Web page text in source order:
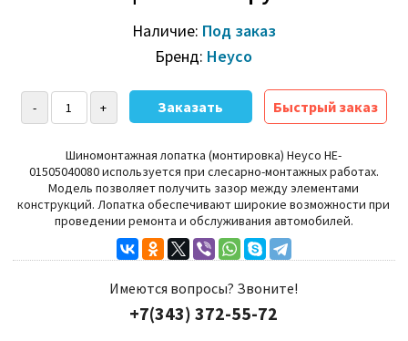
Наличие: Под заказ
Бренд: Heyco
Быстрый заказ
Шиномонтажная лопатка (монтировка) Heyco HE-
01505040080используется при слесарно-монтажных работах.
Модель позволяет получить зазор между элементами
конструкций. Лопатка обеспечивают широкие возможности при
проведении ремонта и обслуживания автомобилей.
Имеются вопросы? Звоните!
+7(343) 372-55-72